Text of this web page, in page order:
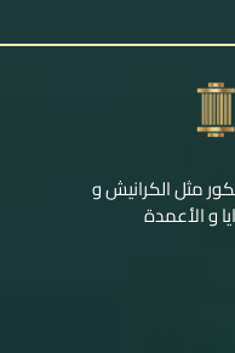
مثل الكرانيش و
و الأعمدة